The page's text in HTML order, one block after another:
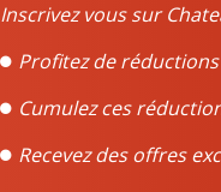
Inscrivez vous sur
Profitez de
Cumulez ces
Recevez des offres